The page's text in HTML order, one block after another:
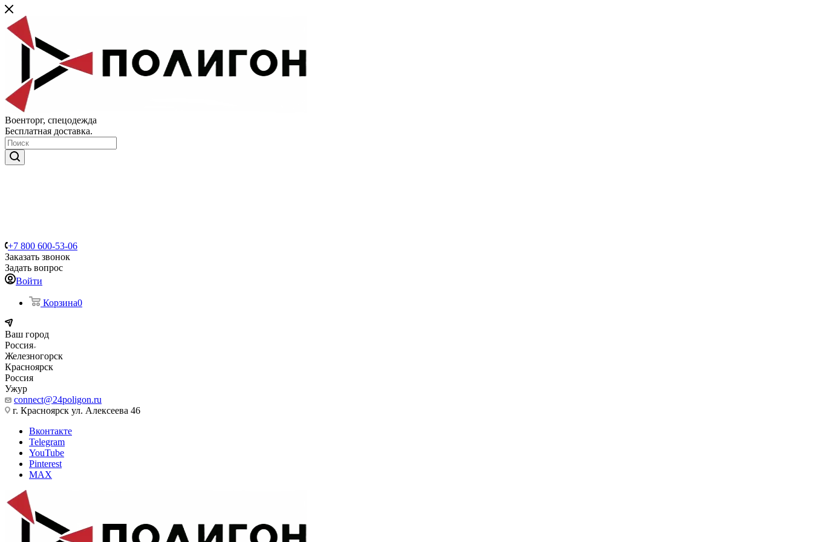
Военторг, спецодежда
Бесплатная доставка.
+7 800 600-53-06
Заказать звонок
Задать вопрос
Войти
Корзина0
Ваш город
Россия
Железногорск
Красноярск
Россия
Ужур
connect@24poligon.ru
г. Красноярск ул. Алексеева 46
Вконтакте
Telegram
YouTube
Pinterest
MAX